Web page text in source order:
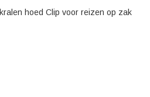
hoed Clip voor reizen op zak